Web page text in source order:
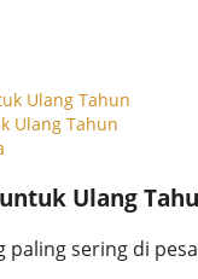
Ulang Tahun
Ulang Tahun
Ulang
sering di